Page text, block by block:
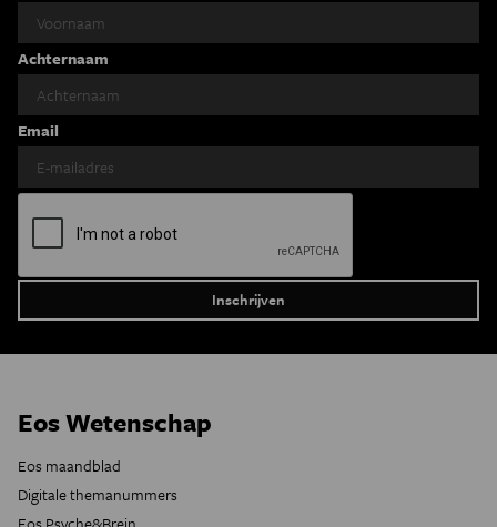
Achternaam
Email
Eos Wetenschap
Eos maandblad
Digitale themanummers